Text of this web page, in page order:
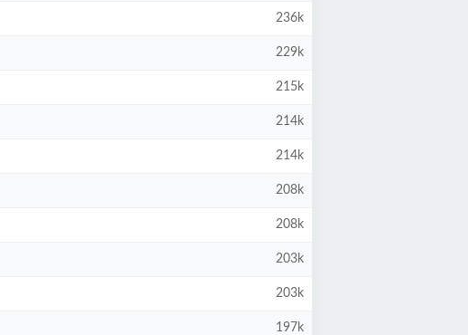
236k
229k
215k
214k
214k
208k
208k
203k
203k
197k